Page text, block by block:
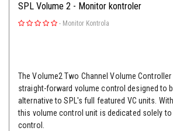
SPL Volume 2 - Monitor kontroler
- Monitor Kontrola
The Volume2 Two Channel Volume Controller
straight-forward volume control designed to
alternative to SPL's full featured VC units.
this volume control unit is dedicated solely to
control.